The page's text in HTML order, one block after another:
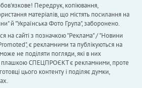
Передрук, копіювання,
матеріалів, що містять посилання на
й "Українська Фото Група", заборонено.
на сайті з позначкою "Реклама" / "Новини
є рекламними та публікуються на
не поділяти погляди, які в них
плашкою СПЕЦПРОЄКТ є рекламними, проте
цього контенту і поділяє думки,